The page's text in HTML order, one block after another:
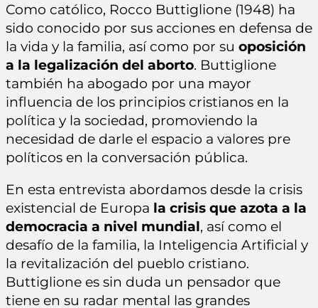
Como católico, Rocco Buttiglione (1948) ha
sido conocido por sus acciones en defensa de
la vida y la familia, así como por su oposición
a la legalización del aborto. Buttiglione
también ha abogado por una mayor
influencia de los principios cristianos en la
política y la sociedad, promoviendo la
necesidad de darle el espacio a valores pre
políticos en la conversación pública.
En esta entrevista abordamos desde la crisis
existencial de Europa la crisis que azota a la
democracia a nivel mundial, así como el
desafío de la familia, la Inteligencia Artificial y
la revitalización del pueblo cristiano.
Buttiglione es sin duda un pensador que
tiene en su radar mental las grandes